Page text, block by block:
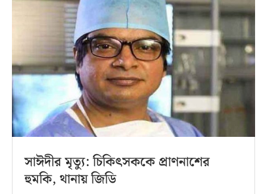
সাঈদীর মৃত্যু: চিকিৎসককে প্রাণনাশের
হুমকি, থানায় জিডি